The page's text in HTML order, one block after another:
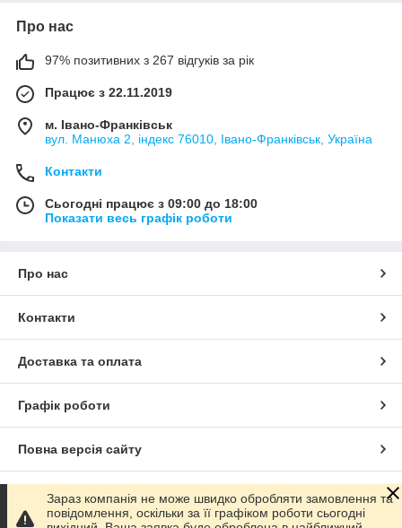
Про нас
97% позитивних з 267 відгуків за рік
Працює з 22.11.2019
м. Івано-Франківськ
вул. Манюха 2, індекс 76010, Івано-Франківськ, Україна
Контакти
Сьогодні працює з 09:00 до 18:00
Показати весь графік роботи
Про нас
Контакти
Доставка та оплата
Графік роботи
Повна версія сайту
Сайт створено на маркетплейсі Prom.ua
Зараз компанія не може швидко обробляти замовлення та
повідомлення, оскільки за її графіком роботи сьогодні